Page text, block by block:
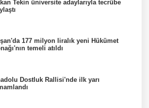
Tekin üniversite adaylarıyla tecrübe
177 milyon liralık yeni Hükümet
temeli atıldı
Dostluk Rallisi'nde ilk yarı